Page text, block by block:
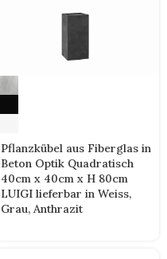
Pflanzkübel aus Fiberglas in
Beton Optik Quadratisch
40cm x 40cm x H 80cm
LUIGI lieferbar in Weiss,
Grau, Anthrazit